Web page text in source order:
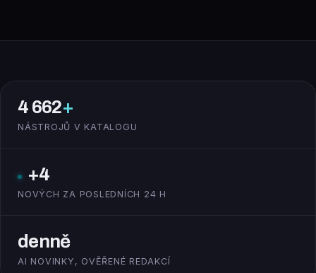
4 662+
NÁSTROJŮ V KATALOGU
+4
NOVÝCH ZA POSLEDNÍCH 24 H
denně
AI NOVINKY, OVĚŘENÉ REDAKCÍ